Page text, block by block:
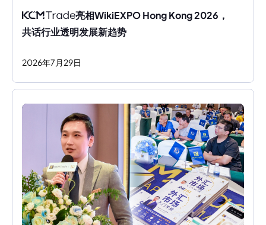
亮相WikiEXPO Hong Kong 2026，
共话行业透明发展新趋势
2026年7 月 29日